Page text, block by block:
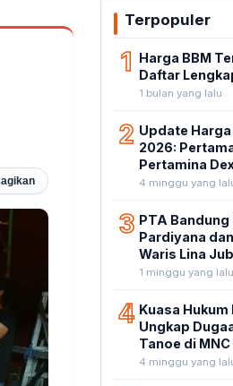
Terpopuler
1 Harga BBM
Daftar
1 bulan yang lalu
2 Update
2026:
Pertamina
4 minggu yang
3 PTA
Pardiyana
Waris Lina
1 minggu yang lalu
4 Kuasa Hukum
Ungkap
Tanoe di
4 minggu yang